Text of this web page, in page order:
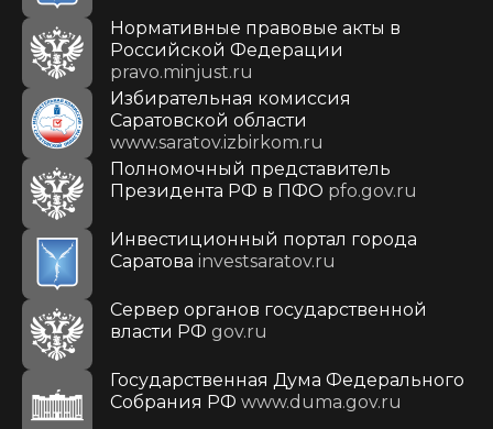
Нормативные правовые акты в
Российской Федерации
pravo.minjust.ru
Избирательная комиссия
Саратовской области
www.saratov.izbirkom.ru
Полномочный представитель
Президента РФ в ПФО pfo.gov.ru
Инвестиционный портал города
Саратова investsaratov.ru
Сервер органов государственной
власти РФ gov.ru
Государственная Дума Федерального
Собрания РФ www.duma.gov.ru